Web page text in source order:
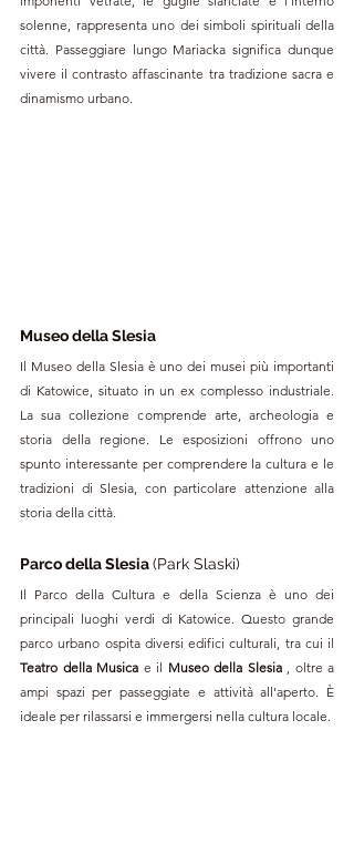
solenne, rappresenta uno dei simboli spirituali della
città. Passeggiare lungo Mariacka significa dunque
vivere il contrasto affascinante tra tradizione sacra e
dinamismo urbano.
Museo della Slesia
Il Museo della Slesia è uno dei musei più importanti
di Katowice, situato in un ex complesso industriale.
La sua collezione comprende arte, archeologia e
storia della regione. Le esposizioni offrono uno
spunto interessante per comprendere la cultura e le
tradizioni di Slesia, con particolare attenzione alla
storia della città.
Parco della Slesia (Park Slaski)
Il Parco della Cultura e della Scienza è uno dei
principali luoghi verdi di Katowice. Questo grande
Teatro della Musica e il Museo della Slesia , oltre a
ampi spazi per passeggiate e attività all'aperto. È
ideale per rilassarsi e immergersi nella cultura locale.